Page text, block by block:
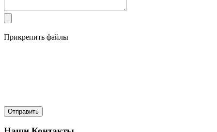
Прикрепить файлы